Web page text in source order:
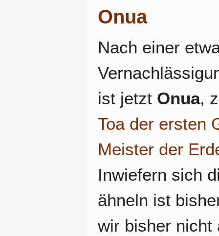
Onua
Nach einer
ist jetzt Onua,
Toa der ersten
Meister der
Inwiefern sich
ähneln ist
wir bisher nicht